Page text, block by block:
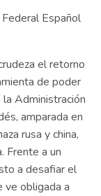
Español
el retorno
de poder
Administración
amparada en
rusa y china,
Frente a un
a desafiar el
ve obligada a